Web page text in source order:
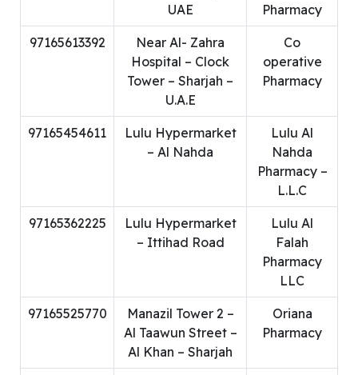
Pharmacy
UAE
Co
operative
Pharmacy
Near Al- Zahra
Hospital – Clock
Tower – Sharjah –
U.A.E
97165613392
Lulu Al
Nahda
Pharmacy –
L.L.C
Lulu Hypermarket
– Al Nahda
97165454611
Lulu Al
Falah
Pharmacy
LLC
Lulu Hypermarket
– Ittihad Road
97165362225
Oriana
Pharmacy
Manazil Tower 2 –
Al Taawun Street –
Al Khan – Sharjah
97165525770